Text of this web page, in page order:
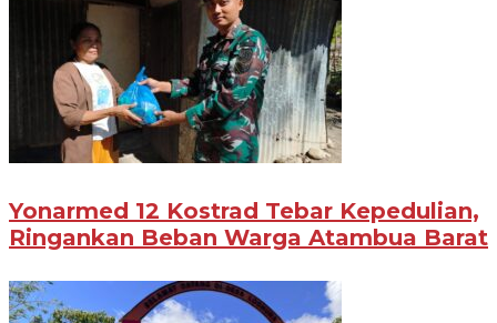
Yonarmed 12 Kostrad Tebar Kepedulian,
Ringankan Beban Warga Atambua Barat